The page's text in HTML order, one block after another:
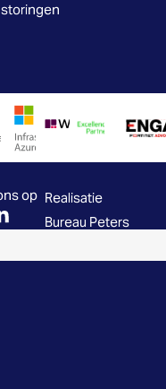
storingen
op Realisatie
Bureau Peters